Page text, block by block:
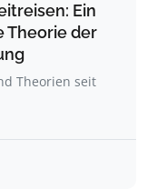
Ein
Theorie der
Theorien seit